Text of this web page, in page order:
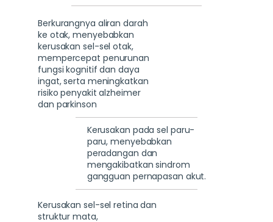
Berkurangnya aliran darah
ke otak, menyebabkan
kerusakan sel-sel otak,
mempercepat penurunan
fungsi kognitif dan daya
ingat, serta meningkatkan
risiko penyakit alzheimer
dan parkinson
Kerusakan pada sel paru-
paru, menyebabkan
peradangan dan
mengakibatkan sindrom
gangguan pernapasan akut.
Kerusakan sel-sel retina dan
struktur mata,